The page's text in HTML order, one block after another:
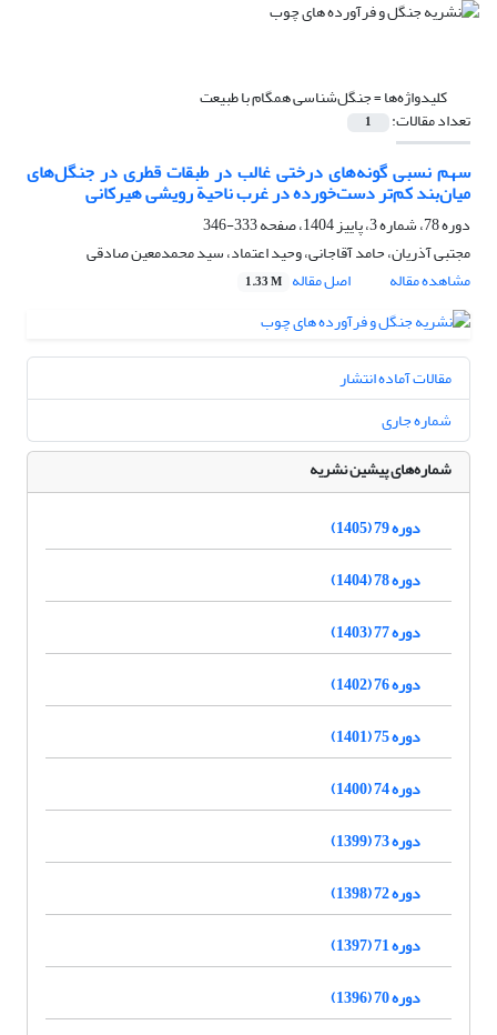
کلیدواژه‌ها =جنگل‌شناسی همگام با طبیعت
تعداد مقالات: 1
سهم نسبی گونه‌های درختی غالب در طبقات قطری در جنگل‌های
میان‌بند کم‌تر دست‌خورده در غرب ناحیة رویشی هیرکانی
دوره 78، شماره 3، پاییز 1404، صفحه
333-346
مجتبی آذریان، حامد آقاجانی، وحید اعتماد، سید محمدمعین صادقی
مشاهده مقاله
اصل مقاله 1.33 M
مقالات آماده انتشار
شماره جاری
شماره‌های پیشین نشریه
دوره 79 (1405)
دوره 78 (1404)
دوره 77 (1403)
دوره 76 (1402)
دوره 75 (1401)
دوره 74 (1400)
دوره 73 (1399)
دوره 72 (1398)
دوره 71 (1397)
دوره 70 (1396)